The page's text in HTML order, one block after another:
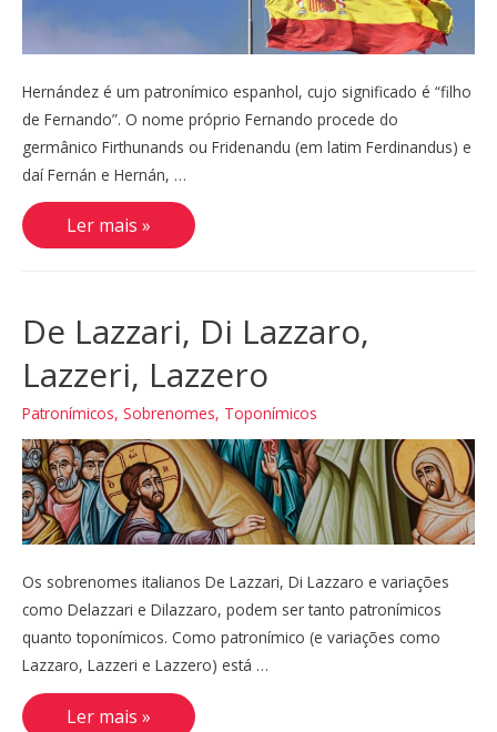
Hernández é um patronímico espanhol, cujo significado é “filho
de Fernando”. O nome próprio Fernando procede do
germânico Firthunands ou Fridenandu (em latim Ferdinandus) e
daí Fernán e Hernán, …
Hernández,
Ernandes
Ler mais »
De Lazzari, Di Lazzaro,
Lazzeri, Lazzero
Patronímicos, Sobrenomes, Toponímicos
Os sobrenomes italianos De Lazzari, Di Lazzaro e variações
como Delazzari e Dilazzaro, podem ser tanto patronímicos
quanto toponímicos. Como patronímico (e variações como
Lazzaro, Lazzeri e Lazzero) está …
De
Ler mais »